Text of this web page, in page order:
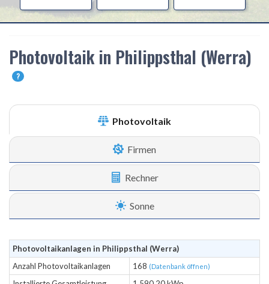
Photovoltaik in Philippsthal (Werra)
?
Photovoltaik
Firmen
Rechner
Sonne
Photovoltaikanlagen in Philippsthal (Werra)
Anzahl Photovoltaikanlagen
168 (Datenbank öffnen)